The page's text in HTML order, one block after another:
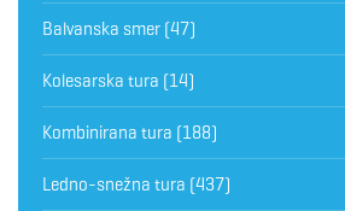
Balvanska smer (47)
Kolesarska tura (14)
Kombinirana tura (188)
Ledno-snežna tura (437)